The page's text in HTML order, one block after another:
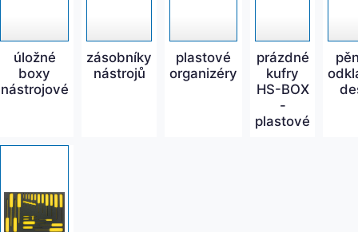
úložné
boxy
nástrojové
zásobníky
nástrojů
plastové
organizéry
prázdné
kufry
HS-BOX
-
plastové